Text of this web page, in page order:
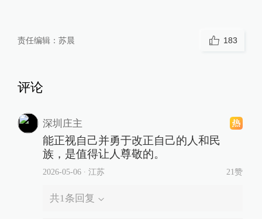
责任编辑： 苏晨 183
评论
深圳庄主
能正视自己并勇于改正自己的人和民
族，是值得让人尊敬的。
2026-05-06∙ 江苏 21赞
共1条回复